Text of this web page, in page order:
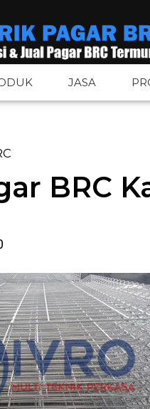
Tiang Pagar BRC
Plat Bordes
Pipa Galvanis
JASA
BRC